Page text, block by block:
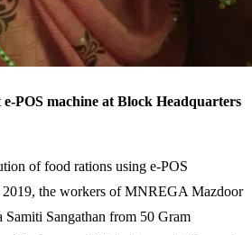
POS machine at Block Headquarters
of food rations using e-POS
2019, the workers of MNREGA Mazdoor
Sangathan from 50 Gram